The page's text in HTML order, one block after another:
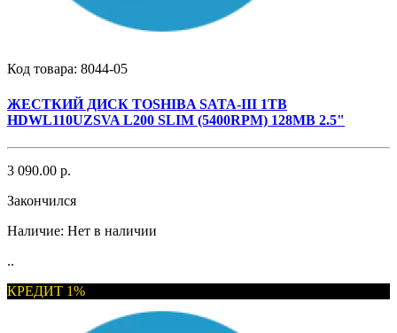
Код товара: 8044-05
ЖЕСТКИЙ ДИСК TOSHIBA SATA-III 1TB
HDWL110UZSVA L200 SLIM (5400RPM) 128MB 2.5"
3 090.00 р.
Закончился
Наличие: Нет в наличии
..
КРЕДИТ 1%